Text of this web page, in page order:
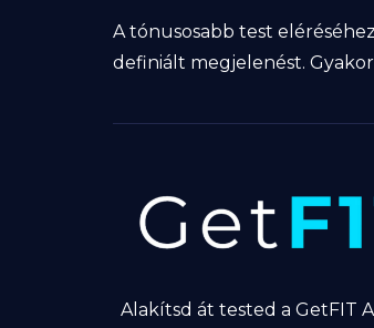
A tónusosabb test
definiált megjelenést.
Alakítsd át tested a GetFIT